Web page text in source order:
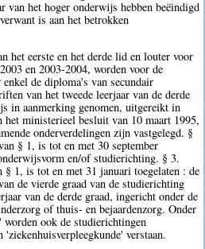
van het hoger onderwijs hebben beëindigd
is aan het betrokken
het eerste en het derde lid en louter voor
en 2003-2004, worden voor de
de diploma's van secundair
van het tweede leerjaar van de derde
in aanmerking genomen, uitgereikt in
ministerieel besluit van 10 maart 1995,
onderverdelingen zijn vastgelegd. §
§ 1, is tot en met 30 september
en/of studierichting. § 3.
§ 1, is tot en met 31 januari toegelaten : de
de vierde graad van de studierichting
van de derde graad, ingericht onder de
of thuis- en bejaardenzorg. Onder
ook de studierichtingen
verstaan.